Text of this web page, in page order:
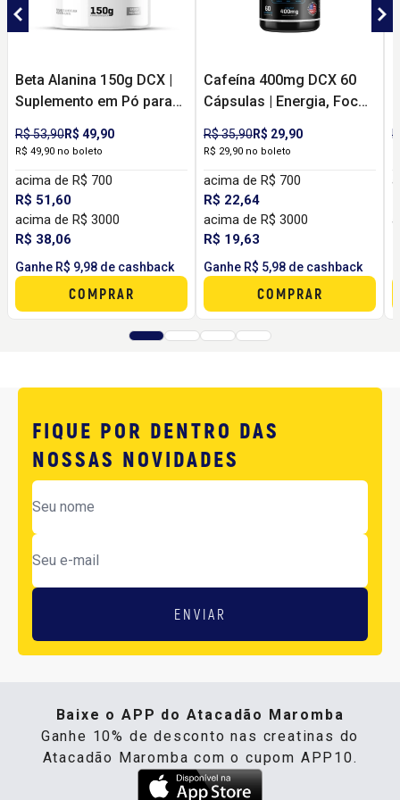
Beta Alanina 150g DCX |
Suplemento em Pó para
e Treinos Intensos
R$ 53,90R$ 49,90
R$ 49,90 no boleto
acima de R$ 700
R$ 51,60
acima de R$ 3000
R$ 38,06
Ganhe R$ 9,98 de cashback
COMPRAR
Cafeína 400mg DCX 60
Cápsulas | Energia, Foco
Treinos e Rotina
R$ 35,90R$ 29,90
R$ 29,90 no boleto
acima de R$ 700
R$ 22,64
acima de R$ 3000
R$ 19,63
Ganhe R$ 5,98 de cashback
COMPRAR
FIQUE POR DENTRO DAS
NOSSAS NOVIDADES
ENVIAR
Baixe o APP do Atacadão Maromba
Ganhe 10% de desconto nas creatinas do
Atacadão Maromba com o cupom APP10.